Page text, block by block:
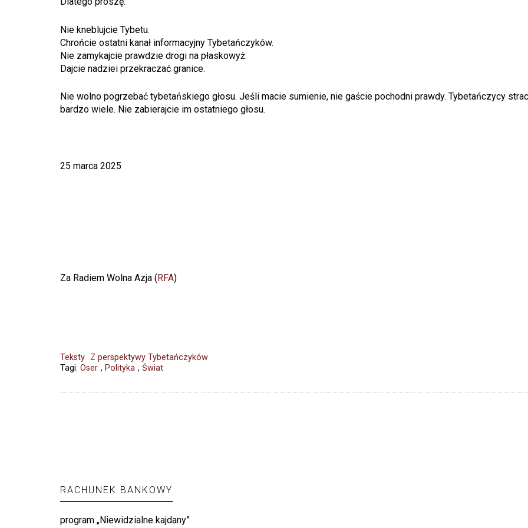
Nie kneblujcie Tybetu.
Chrońcie ostatni kanał informacyjny Tybetańczyków.
Nie zamykajcie prawdzie drogi na płaskowyż.
Dajcie nadziei przekraczać granice.
Nie wolno pogrzebać tybetańskiego głosu. Jeśli macie sumienie, nie gaście pochodni prawdy. Tybetańczycy
bardzo wiele. Nie zabierajcie im ostatniego głosu.
25 marca 2025
Za Radiem Wolna Azja (RFA)
Teksty Z perspektywy Tybetańczyków
Tagi: Oser , Polityka , Świat
RACHUNEK BANKOWY
program „Niewidzialne kajdany”